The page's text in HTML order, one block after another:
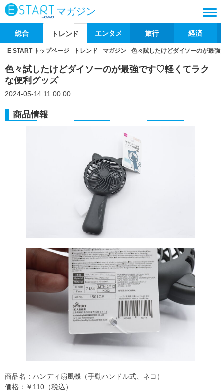
マガジン
総合 トレンド エンタメ 旅行 経済
E START トップページ トレンド マガジン 色々試したけどダイソーのが最
色々試したけどダイソーのが最強です♡軽くてラク
な便利グッズ
2024-05-14 11:00:00
商品情報
商品名：ハンディ扇風機（手動ハンドル式、ネコ）
価格：￥110（税込）